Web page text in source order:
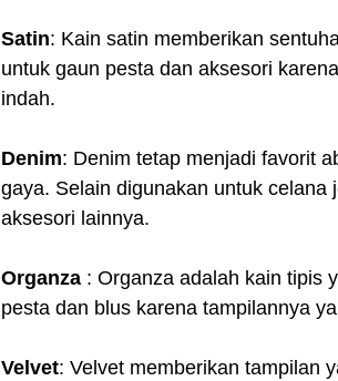
Satin: Kain satin memberikan
untuk gaun pesta dan aksesori
indah.
Denim: Denim tetap menjadi favorit
gaya. Selain digunakan untuk celana
aksesori lainnya.
Organza : Organza adalah kain tipis
pesta dan blus karena tampilannya
Velvet: Velvet memberikan tampilan